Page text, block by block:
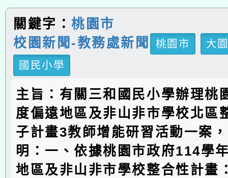
關鍵字：桃園市
校園新聞-教務處新聞
桃園市
大
國民小學
主旨：有關三和國民小學辦理桃
度偏遠地區及非山非市學校北區
子計畫3教師增能研習活動一案
明：一、依據桃園市政府114學
地區及非山非市學校整合性計畫